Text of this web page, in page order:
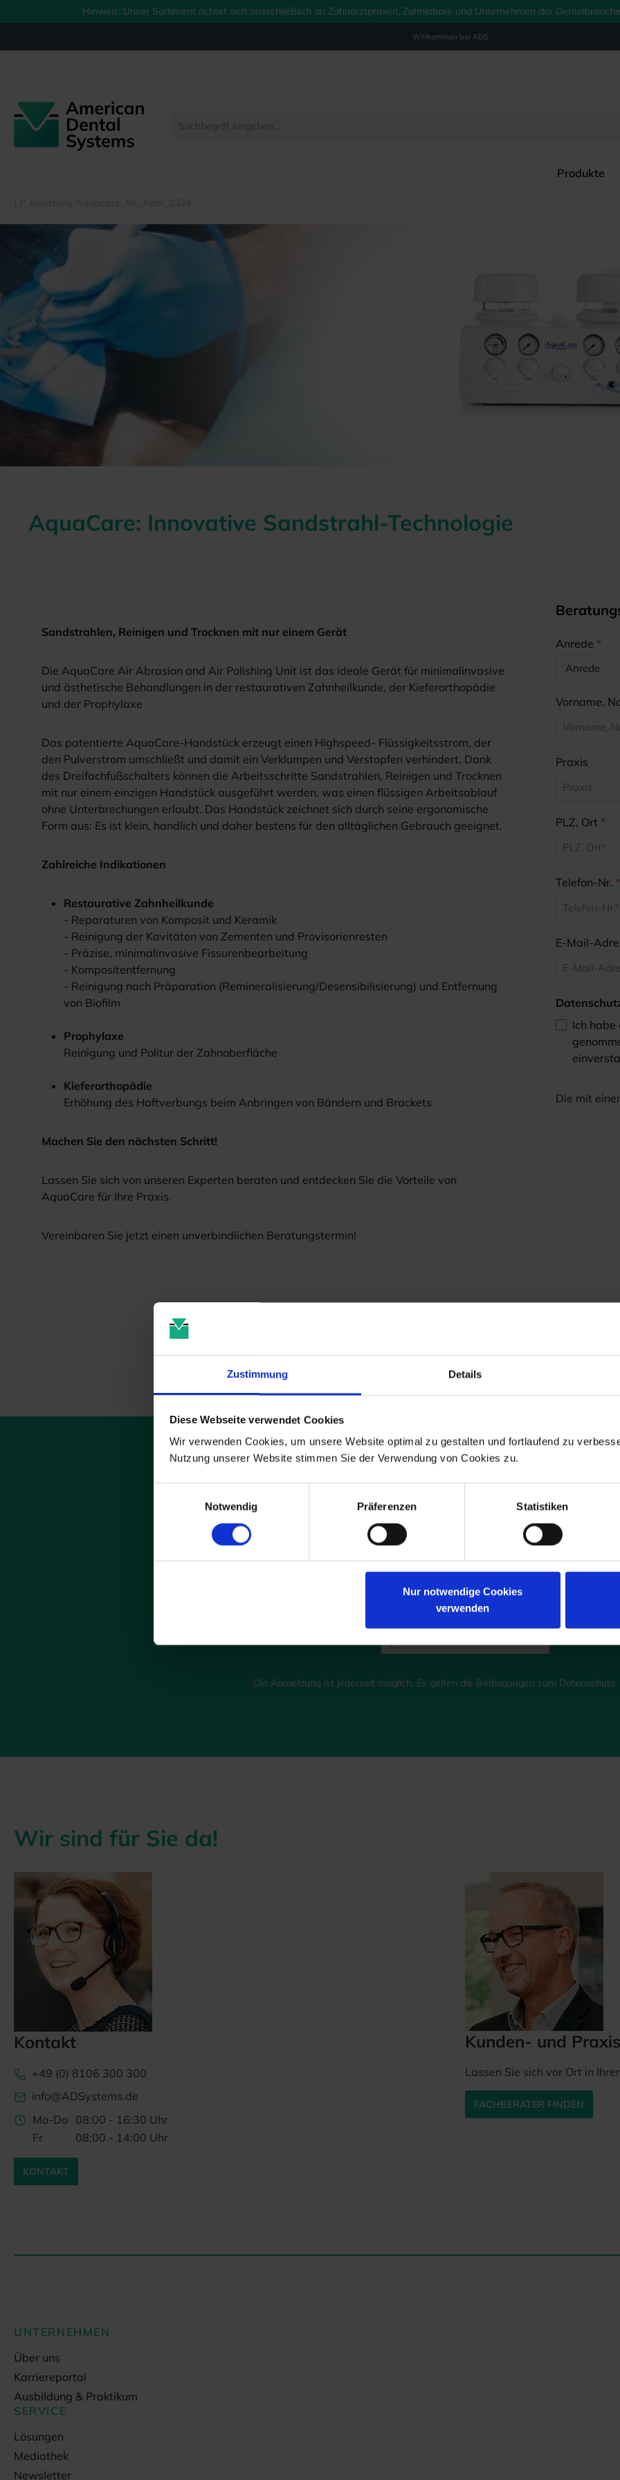
Zustimmung Details
Diese Webseite verwendet Cookies
Wir verwenden Cookies, um unsere Website optimal zu gestalten und fortlaufend zu
Nutzung unserer Website stimmen Sie der Verwendung von Cookies zu.
Notwendig
Präferenzen Statistiken
Nur notwendige Cookies
verwenden
Zur Hauptnavigation springen
Hinweis: Unser Sortiment richtet sich ausschließlich an Zahnarztpraxen, Zahnlabore und Unternehmen der
Willkommen bei ADS.
Produkte
AquaCare: Innovative Sandstrahl-Technologie
Sandstrahlen, Reinigen und Trocknen mit nur einem Gerät
Die AquaCare Air Abrasion and Air Polishing Unit ist das ideale Gerät für minimalinvasive
und ästhetische Behandlungen in der restaurativen Zahnheilkunde, der Kieferorthopädie
und der Prophylaxe
Das patentierte AquaCare-Handstück erzeugt einen Highspeed- Flüssigkeitsstrom, der
den Pulverstrom umschließt und damit ein Verklumpen und Verstopfen verhindert. Dank
des Dreifachfußschalters können die Arbeitsschritte Sandstrahlen, Reinigen und Trocknen
mit nur einem einzigen Handstück ausgeführt werden, was einen flüssigen Arbeitsablauf
ohne Unterbrechungen erlaubt. Das Handstück zeichnet sich durch seine ergonomische
Form aus: Es ist klein, handlich und daher bestens für den alltäglichen Gebrauch geeignet.
Zahlreiche Indikationen
Restaurative Zahnheilkunde
- Reparaturen von Komposit und Keramik
- Reinigung der Kavitäten von Zementen und Provisorienresten
- Präzise, minimalinvasive Fissurenbearbeitung
- Kompositentfernung
- Reinigung nach Präparation (Remineralisierung/Desensibilisierung) und Entfernung
von Biofilm
Prophylaxe
Reinigung und Politur der Zahnoberfläche
Kieferorthopädie
Erhöhung des Haftverbungs beim Anbringen von Bändern und Brackets
Machen Sie den nächsten Schritt!
Lassen Sie sich von unseren Experten beraten und entdecken Sie die Vorteile von
AquaCare für Ihre Praxis.
Vereinbaren Sie jetzt einen unverbindlichen Beratungstermin!
Anrede *
Vorname,
Praxis
PLZ, Ort *
Telefon-Nr. *
E-Mail-
Ich habe
Die mit
10%
GUTSCHEIN
ADS-Newsmail
Melden Sie sich jetzt für unsere kostenfreie ADS-Newsmail an
sichern Sie sich einmalig10 % Rabattauf Ihren Online-Einkauf.
JETZT GUTSCHEIN SICHERN
Die Abmeldung ist jederzeit möglich. Es gelten die Bedingungen zum
Wir sind für Sie da!
Kontakt
+49 (0) 8106 300 300
info@ADSystems.de
Mo-Do
08:00 - 16:30 Uhr
Fr
08:00 - 14:00 Uhr
KONTAKT
Kunden- und
Lassen Sie sich vor Ort in
FACHBERATER FINDEN
UNTERNEHMEN
Über uns
Karriereportal
Ausbildung & Praktikum
SERVICE
Lösungen
Mediathek
Newsletter